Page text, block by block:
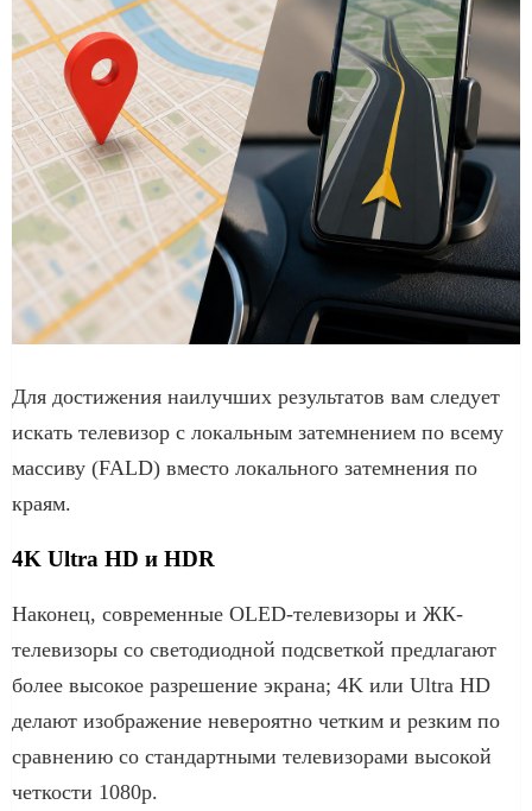
Для достижения наилучших результатов вам следует
искать телевизор с локальным затемнением по всему
массиву (FALD) вместо локального затемнения по
краям.
4K Ultra HD и HDR
Наконец, современные OLED-телевизоры и ЖК-
телевизоры со светодиодной подсветкой предлагают
более высокое разрешение экрана; 4K или Ultra HD
делают изображение невероятно четким и резким по
сравнению со стандартными телевизорами высокой
четкости 1080p.